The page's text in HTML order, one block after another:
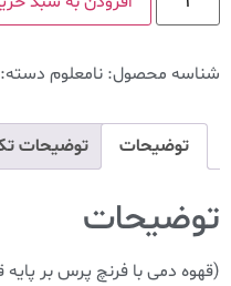
شناسه محصول: نامعلوم دسته:
توضیحات توضیحات
توضیحات
(قهوه دمی با فرنچ پرس بر پایه